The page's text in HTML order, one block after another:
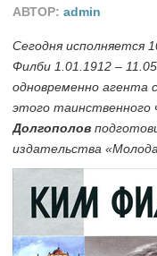
АВТОР: admin
Сегодня исполняется
Филби 1.01.1912 –
одновременно агента
этого таинственного
Долгополов
издательства